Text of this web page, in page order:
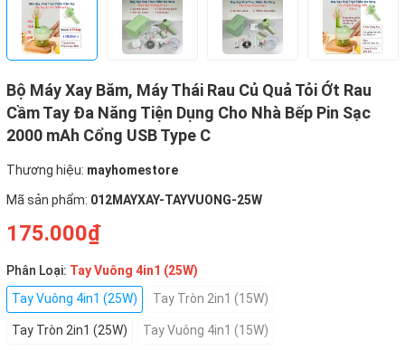
Bộ Máy Xay Băm, Máy Thái Rau Củ Quả Tỏi Ớt Rau
Cầm Tay Đa Năng Tiện Dụng Cho Nhà Bếp Pin Sạc
2000 mAh Cổng USB Type C
Thương hiệu: mayhomestore
Mã sản phẩm: 012MAYXAY-TAYVUONG-25W
175.000₫
Phân Loại: Tay Vuông 4in1 (25W)
Tay Vuông 4in1 (25W)
Tay Tròn 2in1 (15W)
Tay Tròn 2in1 (25W) Tay Vuông 4in1 (15W)